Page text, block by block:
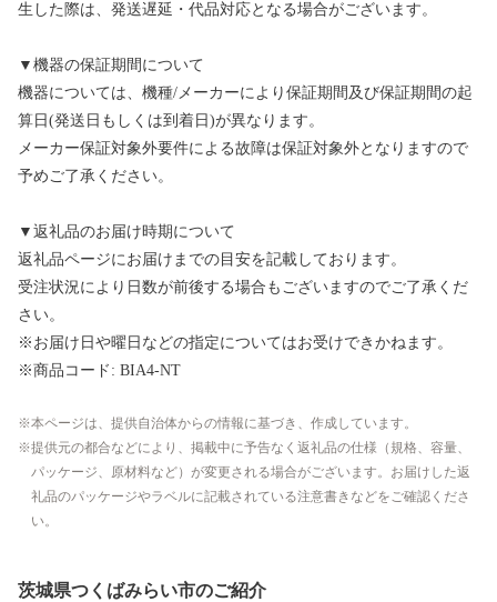
生した際は、発送遅延・代品対応となる場合がございます。
▼機器の保証期間について
機器については、機種/メーカーにより保証期間及び保証期間の起
算日(発送日もしくは到着日)が異なります。
メーカー保証対象外要件による故障は保証対象外となりますので
予めご了承ください。
▼返礼品のお届け時期について
返礼品ページにお届けまでの目安を記載しております。
受注状況により日数が前後する場合もございますのでご了承くだ
さい。
※お届け日や曜日などの指定についてはお受けできかねます。
※商品コード: BIA4-NT
本ページは、提供自治体からの情報に基づき、作成しています。
提供元の都合などにより、掲載中に予告なく返礼品の仕様（規格、容量、
パッケージ、原材料など）が変更される場合がございます。お届けした返
礼品のパッケージやラベルに記載されている注意書きなどをご確認くださ
い。
茨城県つくばみらい市のご紹介